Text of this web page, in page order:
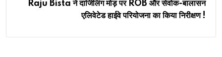
Raju Bista ने दार्जिलिंग मोड़ पर ROB और सेवोक-बालासन
एलिवेटेड हाईवे परियोजना का किया निरीक्षण !